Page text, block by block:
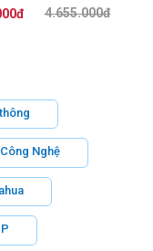
4.655.000đ
Nghệ